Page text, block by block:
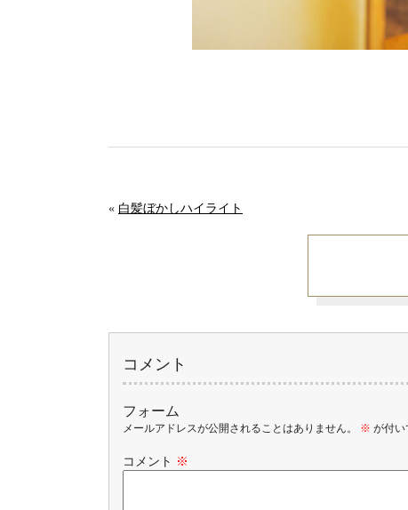
« 白髪ぼかしハイライト
コメント
フォーム
メールアドレスが公開されることはありません。 ※ が付い
コメント ※